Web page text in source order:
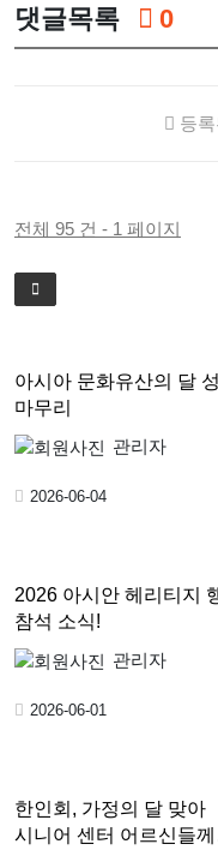
댓글목록 0
등
전체 95 건 - 1 페이지
아시아 문화유산의 달
마무리
관리자
2026-06-04
2026 아시안 헤리티지
참석 소식!
관리자
2026-06-01
한인회, 가정의 달 맞아
시니어 센터 어르신들께